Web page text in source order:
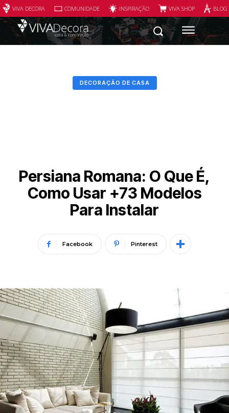
VIVA DECORA COMUNIDADE INSPIRAÇÃO VIVA SHOP
DECORAÇÃO DE CASA
Persiana Romana: O Que É,
Como Usar +73 Modelos
Para Instalar
Facebook Pinterest